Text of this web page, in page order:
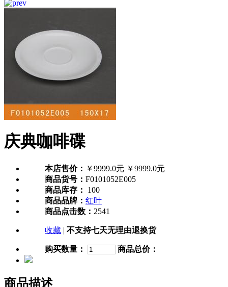
庆典咖啡碟
本店售价： ￥9999.0元 ￥9999.0元
商品货号： F0101052E005
商品库存：
100
商品品牌： 红叶
商品点击数： 2541
收藏 不支持七天无理由退换货
购买数量： 商品总价：
商品描述